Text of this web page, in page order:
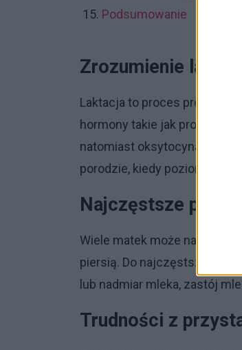
Podsumowanie
Zrozumienie laktacji
Laktacja to proces produkcji
hormony takie jak prolaktyna
natomiast oksytocyna jest
porodzie, kiedy poziom
Najczęstsze
Wiele matek może napotkać
piersią. Do najczęstszych
lub nadmiar mleka, zastój
Trudności z